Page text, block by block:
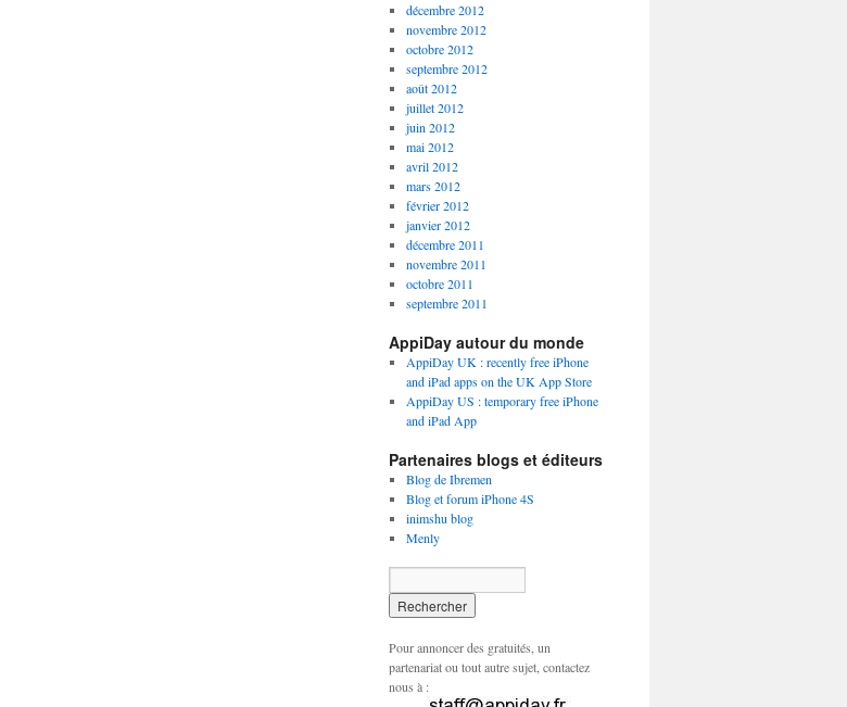
décembre 2012
novembre 2012
octobre 2012
septembre 2012
août 2012
juillet 2012
juin 2012
mai 2012
avril 2012
mars 2012
février 2012
janvier 2012
décembre 2011
novembre 2011
octobre 2011
septembre 2011
AppiDay autour du monde
AppiDay UK : recently free iPhone
and iPad apps on the UK App Store
AppiDay US : temporary free iPhone
and iPad App
Partenaires blogs et éditeurs
Blog de Ibremen
Blog et forum iPhone 4S
inimshu blog
Menly
Pour annoncer des gratuités, un
partenariat ou tout autre sujet, contactez
nous à :